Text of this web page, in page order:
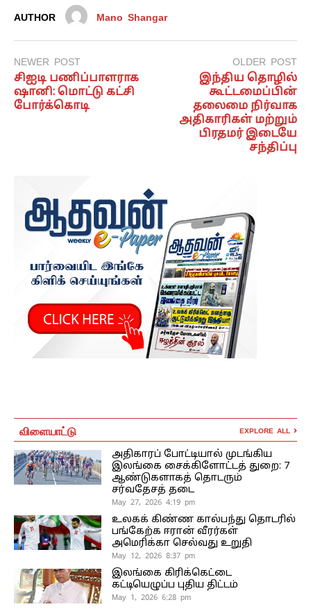
AUTHOR Mano Shangar
NEWER POST
சிஐடி பணிப்பாளராக
ஷானி: மொட்டு கட்சி
போர்க்கொடி
OLDER POST
இந்திய தொழில்
கூட்டமைப்பின்
தலைமை நிர்வாக
அதிகாரிகள் மற்றும்
பிரதமர் இடையே
சந்திப்பு
விளையாட்டு EXPLORE ALL
அதிகாரப் போட்டியால் முடங்கிய
இலங்கை சைக்கிளோட்டத் துறை: 7
ஆண்டுகளாகத் தொடரும்
சர்வதேசத் தடை
May 27, 2026 4:19 pm
உலகக் கிண்ண கால்பந்து தொடரில்
பங்கேற்க ஈரான் வீரர்கள்
அமெரிக்கா செல்வது உறுதி
May 12, 2026 8:37 pm
இலங்கை கிரிக்கெட்டை
கட்டியெழுப்ப புதிய திட்டம்
May 1, 2026 6:28 pm